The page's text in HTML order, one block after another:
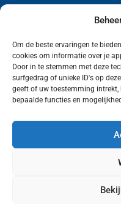
Om de beste ervaringen te
cookies om informatie over je
Door in te stemmen met deze
surfgedrag of unieke ID's op
geeft of uw toestemming
bepaalde functies en
Wij van
in de Gemeente
Copyright ©